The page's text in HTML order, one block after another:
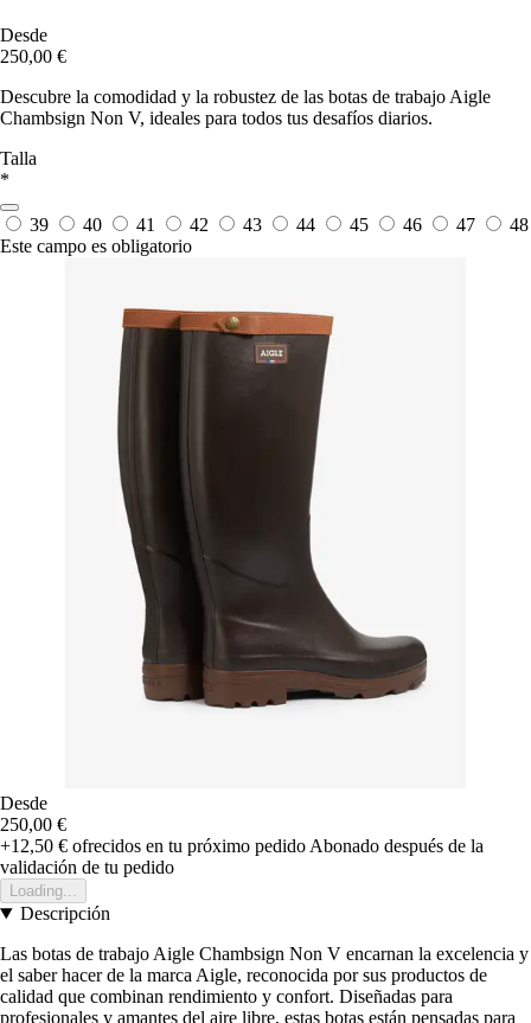
Desde
250,00 €
Descubre la comodidad y la robustez de las botas de trabajo Aigle
Chambsign Non V, ideales para todos tus desafíos diarios.
Talla
*
39 40 41 42 43 44 45 46 47
48
Este campo es obligatorio
Desde
250,00 €
+12,50 € ofrecidos en tu próximo pedido Abonado después de la
validación de tu pedido
Loading...
Descripción
Las botas de trabajo Aigle Chambsign Non V encarnan la excelencia y
el saber hacer de la marca Aigle, reconocida por sus productos de
calidad que combinan rendimiento y confort. Diseñadas para
profesionales y amantes del aire libre, estas botas están pensadas para